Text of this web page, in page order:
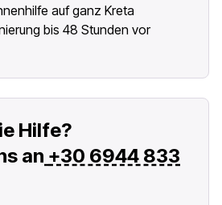
auf ganz Kreta
bis 48 Stunden vor
Hilfe?
an +30 6944 833